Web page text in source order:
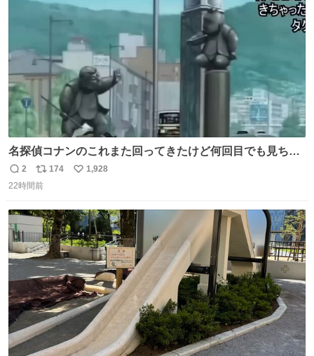
名探偵コナンのこれまた回ってきたけど何回目でも見ちゃ
う魔力あるのよな
返
信
2
リ
ポ
ト
数
174
い
数
1,928
22時間前